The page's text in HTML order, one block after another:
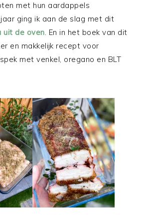
met hun aardappels
ging ik aan de slag met dit
uit de oven. En in het boek van dit
en makkelijk recept voor
met venkel, oregano en BLT